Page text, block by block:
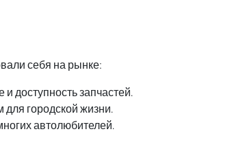
себя на рынке:
доступность запчастей.
городской жизни.
автолюбителей.